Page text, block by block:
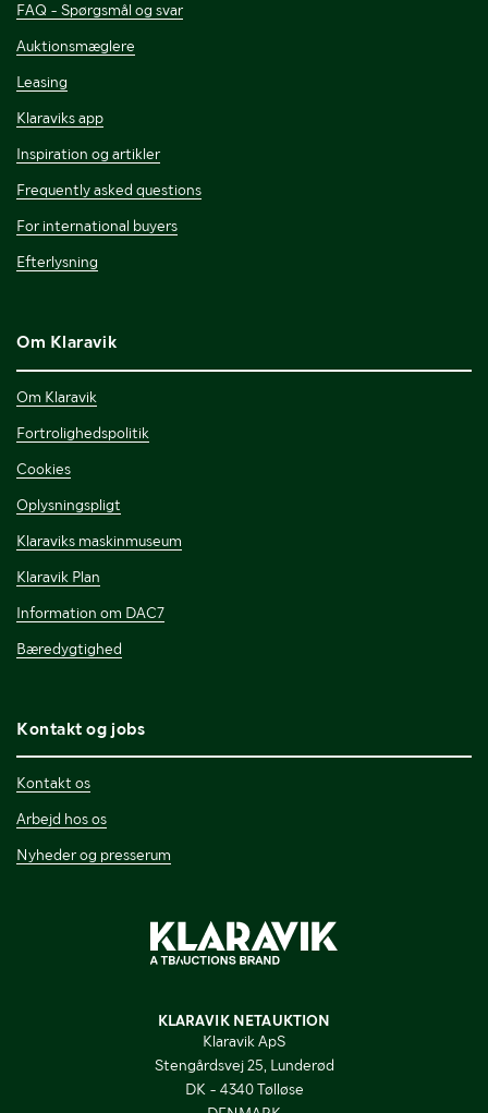
FAQ - Spørgsmål og svar
Auktionsmæglere
Leasing
Klaraviks app
Inspiration og artikler
Frequently asked questions
For international buyers
Efterlysning
Om Klaravik
Om Klaravik
Fortrolighedspolitik
Cookies
Oplysningspligt
Klaraviks maskinmuseum
Klaravik Plan
Information om DAC7
Bæredygtighed
Kontakt og jobs
Kontakt os
Arbejd hos os
Nyheder og presserum
KLARAVIK NETAUKTION
Klaravik ApS
Stengårdsvej 25, Lunderød
DK - 4340 Tølløse